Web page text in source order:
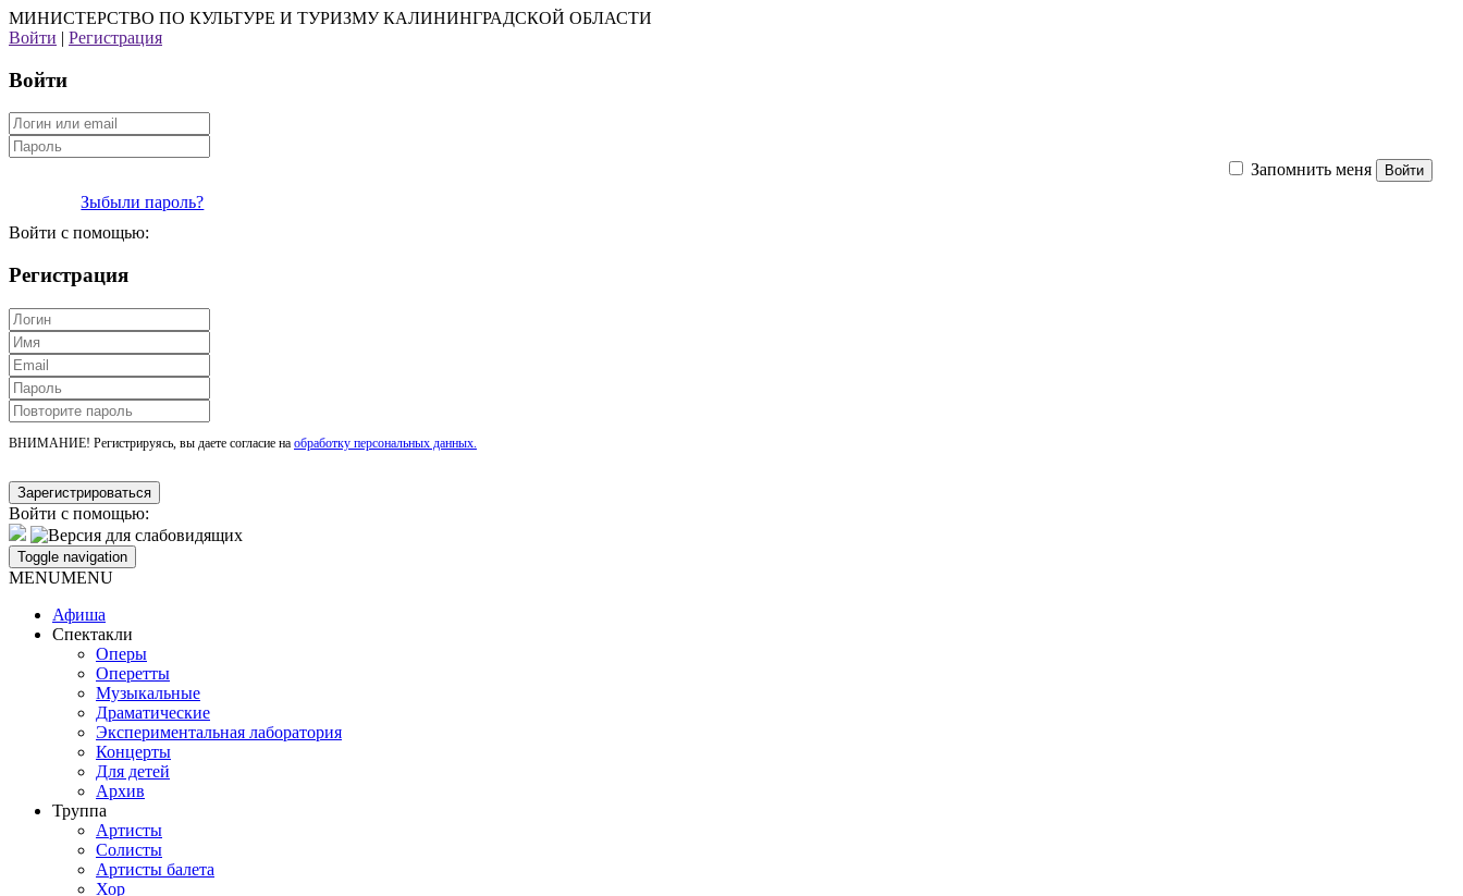
МИНИСТЕРСТВО ПО КУЛЬТУРЕ И ТУРИЗМУ КАЛИНИНГРАДСКОЙ ОБЛАСТИ
Войти | Регистрация
Войти
Запомнить меня
Зыбыли пароль?
Войти с помощью:
Регистрация
ВНИМАНИЕ! Регистрируясь, вы даете согласие на обработку персональных данных.
Войти с помощью:
Toggle navigation
MENUMENU
Афиша
Спектакли
Оперы
Оперетты
Музыкальные
Драматические
Экспериментальная лаборатория
Концерты
Для детей
Архив
Труппа
Артисты
Солисты
Артисты балета
Хор